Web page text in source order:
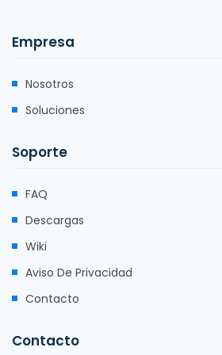
Empresa
Nosotros
Soluciones
Soporte
FAQ
Descargas
Wiki
Aviso De Privacidad
Contacto
Contacto